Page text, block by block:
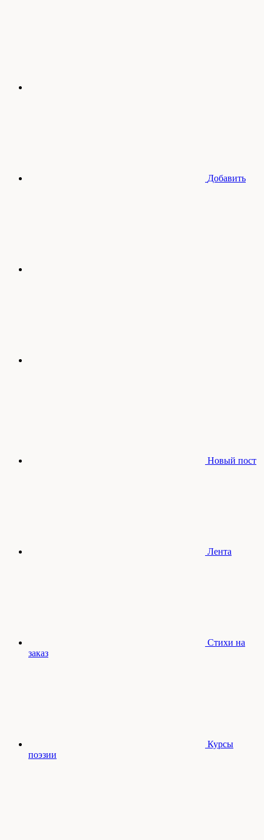
Добавить
Новый пост
Лента
Стихи на
заказ
Курсы
поэзии